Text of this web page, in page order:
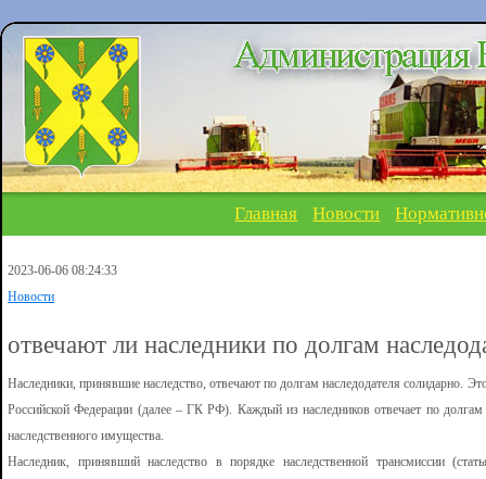
Главная Новости
2023-06-06 08:24:33
Новости
отвечают ли наследники по долгам
Наследники, принявшие наследство, отвечают по долгам наследодателя солидарно.
Российской Федерации (далее – ГК РФ). Каждый из наследников отвечает по
наследственного имущества.
Наследник, принявший наследство в порядке наследственной трансмиссии